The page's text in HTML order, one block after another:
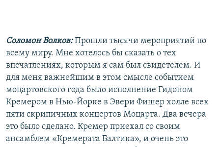
Соломон Волков:Прошли тысячи мероприятий по
всему миру. Мне хотелось бы сказать о тех
впечатлениях, которым я сам был свидетелем. И
для меня важнейшим в этом смысле событием
моцартовского года было исполнение Гидоном
Кремером в Нью-Йорке в Эвери Фишер холле всех
пяти скрипичных концертов Моцарта. Два вечера
это было сделано. Кремер приехал со своим
ансамблем «Кремерата Балтика», и очень это